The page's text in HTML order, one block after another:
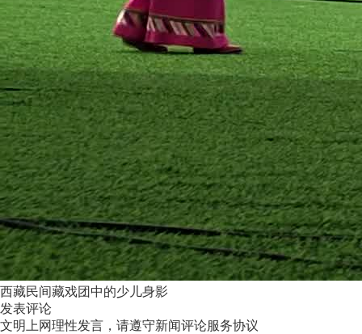
西藏民间藏戏团中的少儿身影
发表评论
文明上网理性发言，请遵守新闻评论服务协议